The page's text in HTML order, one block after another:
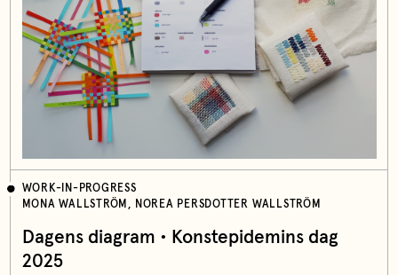
WORK-IN-PROGRESS
MONA WALLSTRÖM, NOREA PERSDOTTER WALLSTRÖM
Dagens diagram • Konstepidemins dag
2025